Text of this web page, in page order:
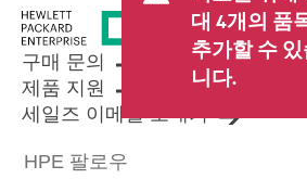
대 4개의 품
추가할 수
니다.
구매 문의
제품 지원
세일즈 이메일 보내기
HPE 팔로우